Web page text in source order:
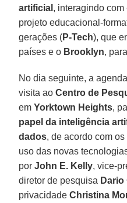
artificial , interagindo
projeto educacional-
gerações (P-Tech), que
países e o Brooklyn,
No dia seguinte, a
visita aoCentro de
emYorktown Heights,
papel da inteligência
dados, de acordo com
uso das novas
porJohn E. Kelly, vice-
diretor de pesquisa Dario
privacidadeChristina